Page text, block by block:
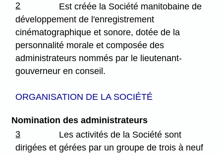
2
Est créée la Société manitobaine de
développement de l'enregistrement
cinématographique et sonore, dotée de la
personnalité morale et composée des
administrateurs nommés par le lieutenant-
gouverneur en conseil.
ORGANISATION DE LA SOCIÉTÉ
Nomination des administrateurs
3
Les activités de la Société sont
dirigées et gérées par un groupe de trois à neuf